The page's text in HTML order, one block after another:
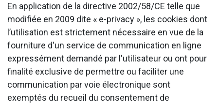
En application de la directive 2002/58/CE telle que
modifiée en 2009 dite « e-privacy », les cookies dont
l’utilisation est strictement nécessaire en vue de la
fourniture d'un service de communication en ligne
expressément demandé par l'utilisateur ou ont pour
finalité exclusive de permettre ou faciliter une
communication par voie électronique sont
exemptés du recueil du consentement de